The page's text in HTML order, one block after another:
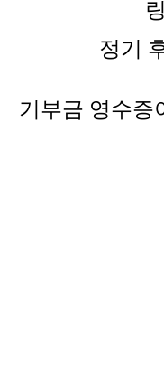
정기
기부금 영수증